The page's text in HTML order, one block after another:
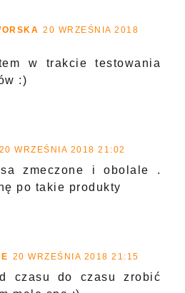
20 WRZEŚNIA 2018
w trakcie testowania
:)
20 WRZEŚNIA 2018 21:02
zmeczone i obolale .
po takie produkty
20 WRZEŚNIA 2018 21:15
czasu do czasu zrobić